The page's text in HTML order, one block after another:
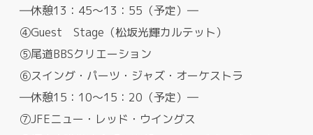
―休憩13：45～13：55（予定）―
④Guest Stage（松坂光輝カルテット）
⑤尾道BBSクリエーション
⑥スイング・パーツ・ジャズ・オーケストラ
―休憩15：10～15：20（予定）―
⑦JFEニュー・レッド・ウイングス